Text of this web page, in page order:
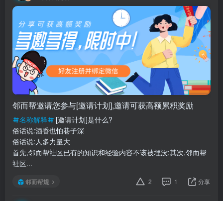
邻而帮邀请您参与[邀请计划],邀请可获高额累积奖励
名称解释
[邀请计划]是什么?
俗话说:酒香也怕巷子深
俗话说:人多力量大
首先,邻而帮社区已有的知识和经验内容不该被埋没;其次,邻而帮
社区...
邻而帮规 2 1 分享